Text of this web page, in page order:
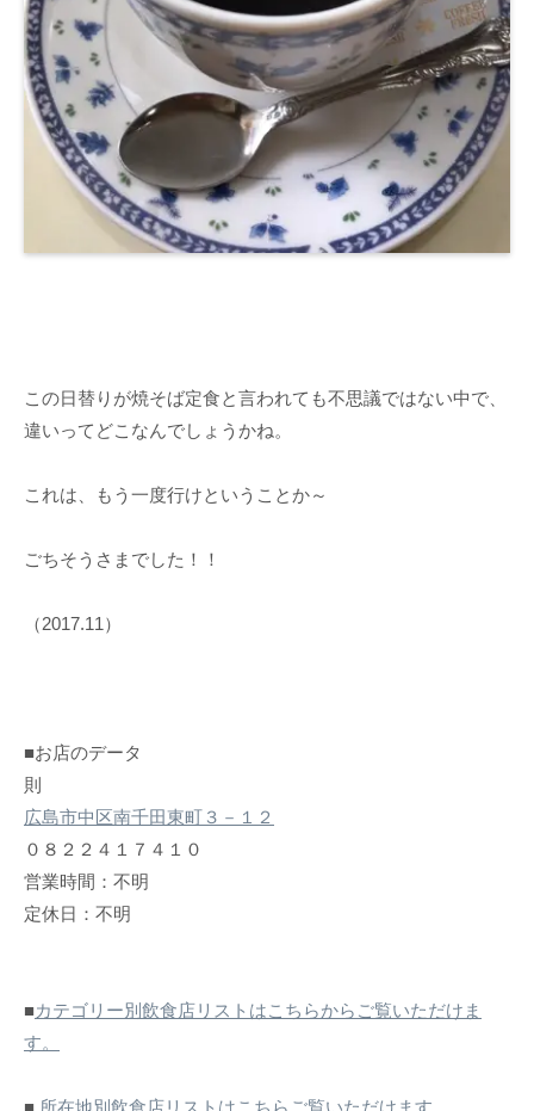
この日替りが焼そば定食と言われても不思議ではない中で、
違いってどこなんでしょうかね。
これは、もう一度行けということか～
ごちそうさまでした！！
（2017.11）
■お店のデータ
則
広島市中区南千田東町３－１２
０８２２４１７４１０
営業時間：不明
定休日：不明
■カテゴリー別飲食店リストはこちらからご覧いただけま
す。
■ 所在地別飲食店リストはこちらご覧いただけます。